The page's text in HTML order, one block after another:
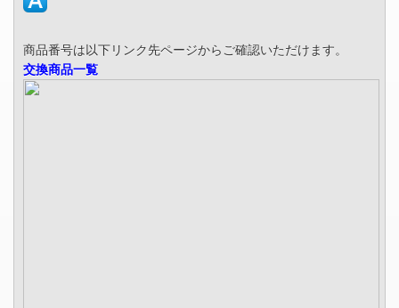
商品番号は以下リンク先ページからご確認いただけます。
交換商品一覧